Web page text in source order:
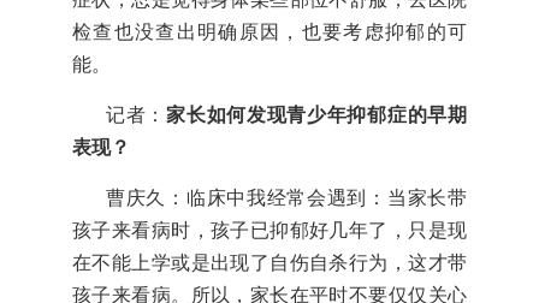
检查也没查出明确原因，也要考虑抑郁的可
能。
记者：家长如何发现青少年抑郁症的早期
表现？
曹庆久：临床中我经常会遇到：当家长带
孩子来看病时，孩子已抑郁好几年了，只是现
在不能上学或是出现了自伤自杀行为，这才带
孩子来看病。所以，家长在平时不要仅仅关心